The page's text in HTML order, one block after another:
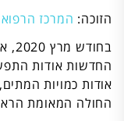
הזוכה: המרכז
החדשות אודות
אודות כמויות
החולה המאומת